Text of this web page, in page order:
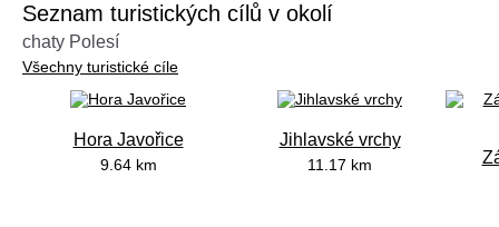
Seznam turistických cílů v okolí
chaty Polesí
Všechny turistické cíle
Hora Javořice
9.64 km
Jihlavské vrchy
11.17 km